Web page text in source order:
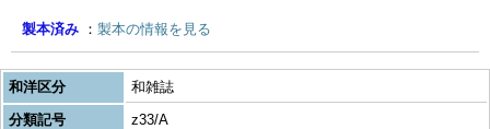
製本済み 製本の情報を見る
和洋区分
和雑誌
分類記号
z33/A